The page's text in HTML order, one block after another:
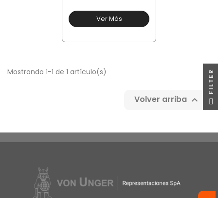
Ver Más
Mostrando 1-1 de 1 artículo(s)
Volver arriba 
R